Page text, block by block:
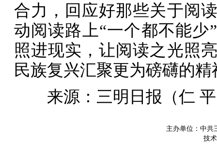
合力，回应好那些关于阅
动阅读路上“一个都不能少
照进现实，让阅读之光照
民族复兴汇聚更为磅礴的精
来源：三明日报（仁
主办单位：中
技